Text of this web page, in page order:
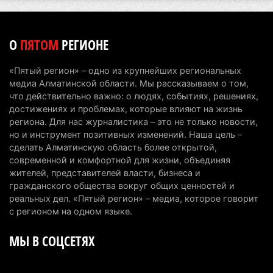
мировом рейтинге благополучия
Казахстан может начать выпуск экологичного
топлива для самолетов: пилотный проект
запустят в Алатау
5 августа 2026 г. 12:32 197
Туриста с тяжелыми травмами эвакуировали в
горах Алматинской области после камнепада
5 августа 2026 г. 11:23 165
Алматинской области, судят спустя год после
ОПЯТОМ РЕГИОНЕ
«Пятый регион» – одно из крупнейших региональных
медиа Алматинской области. Мы рассказываем о том,
что действительно важно: о людях, событиях, решениях,
достижениях и проблемах, которые влияют на жизнь
региона. Для нас журналистика – это не только новости,
но и инструмент позитивных изменений. Наша цель –
сделать Алматинскую область более открытой,
современной и комфортной для жизни, объединяя
жителей, представителей власти, бизнеса и
гражданского общества вокруг общих ценностей и
реальных дел. «Пятый регион» – медиа, которое говорит
с регионом на одном языке.
МЫ В СОЦСЕТЯХ